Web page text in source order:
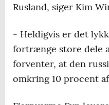
Rusland, siger Kim
- Heldigvis er det
fortrænge store dele
forventer, at den
omkring 10 procent